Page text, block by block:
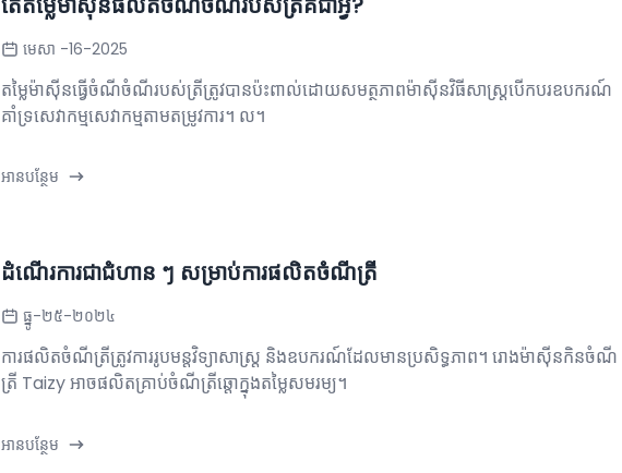
មេសា -16-2025
តម្លៃម៉ាស៊ីនធ្វើចំណីចំណីរបស់ត្រីត្រូវបានប៉ះពាល់ដោយសមត្ថភាពម៉ាស៊ីនវិធីសាស្ត្របើកបរឧបករណ៍
គាំទ្រសេវាកម្មសេវាកម្មតាមតម្រូវការ។ ល។
អានបន្ថែម
ដំណើរការជាជំហាន ៗ សម្រាប់ការផលិតចំណីត្រី
ធ្នូ-២៥-២០២៤
ការ​ផលិត​ចំណី​ត្រី​ត្រូវ​ការ​រូបមន្ត​វិទ្យាសាស្ត្រ និង​ឧបករណ៍​ដែល​មាន​ប្រសិទ្ធភាព។ រោងម៉ាស៊ីនកិនចំណី
ត្រី Taizy អាចផលិតគ្រាប់ចំណីត្រីឆ្តោក្នុងតម្លៃសមរម្យ។
អានបន្ថែម